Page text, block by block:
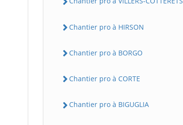
Chantier pro à HIRSON
Chantier pro à BORGO
Chantier pro à CORTE
Chantier pro à BIGUGLIA